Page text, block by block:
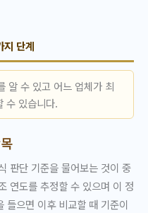
지 단계
알 수 있고 어느 업체가 최
수 있습니다.
판단 기준을 물어보는 것이 중
연도를 추정할 수 있으며 이 정
들으면 이후 비교할 때 기준이